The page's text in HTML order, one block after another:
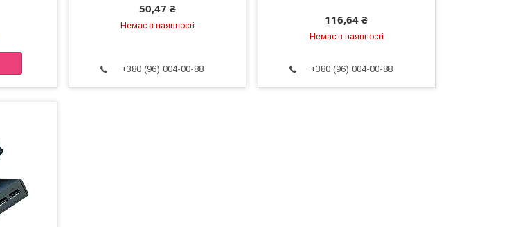
50,47 ₴
Немає в наявності
+380 (96) 004-00-88
116,64 ₴
Немає в наявності
+380 (96) 004-00-88